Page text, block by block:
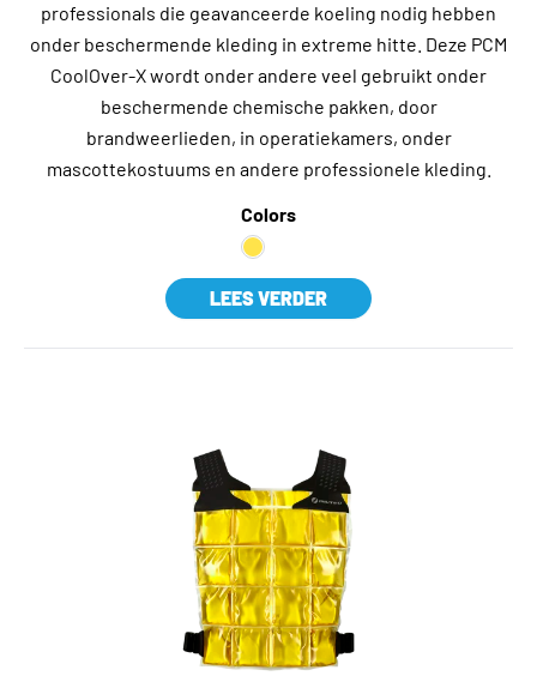
professionals die geavanceerde koeling nodig hebben
onder beschermende kleding in extreme hitte. Deze PCM
CoolOver-X wordt onder andere veel gebruikt onder
beschermende chemische pakken, door
brandweerlieden, in operatiekamers, onder
mascottekostuums en andere professionele kleding.
Colors
LEES VERDER